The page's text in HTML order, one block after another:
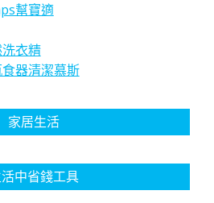
幫寶適
衣精
器清潔慕斯
家居生活
中省錢工具